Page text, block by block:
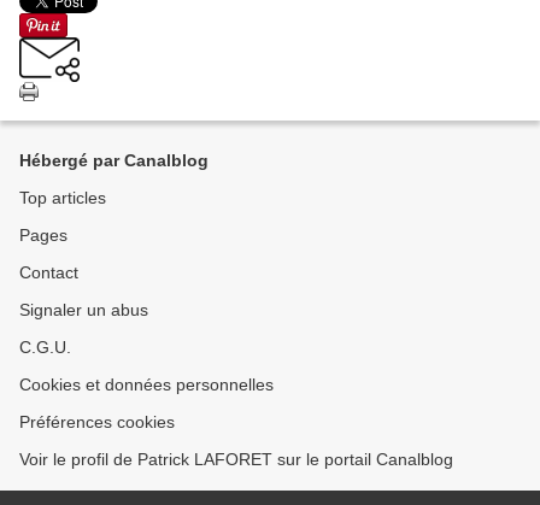
Hébergé par Canalblog
Top articles
Pages
Contact
Signaler un abus
C.G.U.
Cookies et données personnelles
Préférences cookies
Voir le profil de Patrick LAFORET sur le portail Canalblog